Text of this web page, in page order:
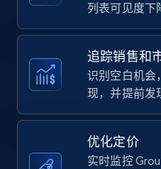
35.2K+ 5.7K+
Amazon Reviews
URL, Product name,
rating object, Product
Author name, Asin, and
列表可见度下
追踪销售和
识别空白机会
现，并提前发
优化定价
实时监控